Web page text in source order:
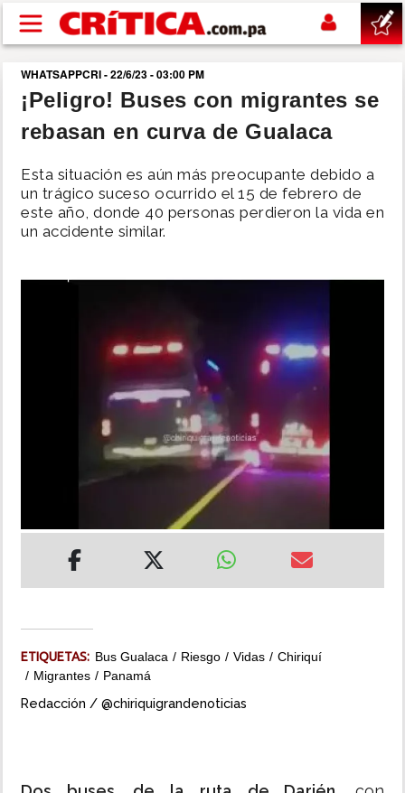
Pasar al contenido principal
buscar
SUCESOS
NACIONAL
POLÍTICA
SHOW
WHATSAPPCRI - 22/6/23 - 03:00 PM
¡Peligro! Buses con migrantes se
rebasan en curva de Gualaca
Esta situación es aún más preocupante debido a
un trágico suceso ocurrido el 15 de febrero de
este año, donde 40 personas perdieron la vida en
un accidente similar.
ETIQUETAS: Bus Gualaca Riesgo Vidas
Chiriquí
Migrantes
Panamá
Redacción / @chiriquigrandenoticias